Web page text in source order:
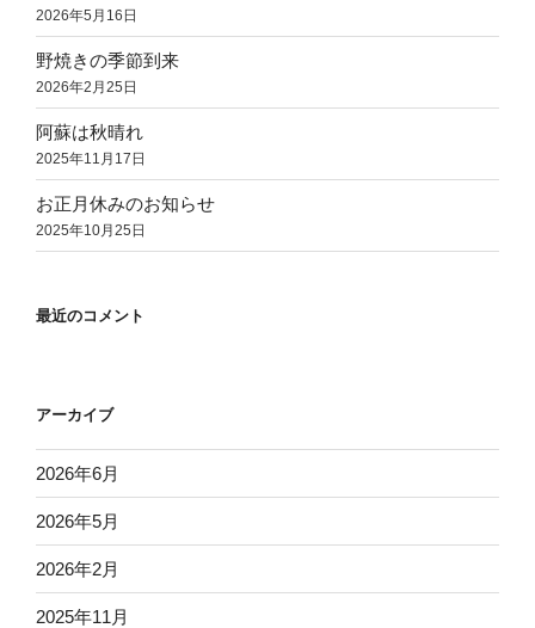
2026年5月16日
野焼きの季節到来
2026年2月25日
阿蘇は秋晴れ
2025年11月17日
お正月休みのお知らせ
2025年10月25日
最近のコメント
アーカイブ
2026年6月
2026年5月
2026年2月
2025年11月